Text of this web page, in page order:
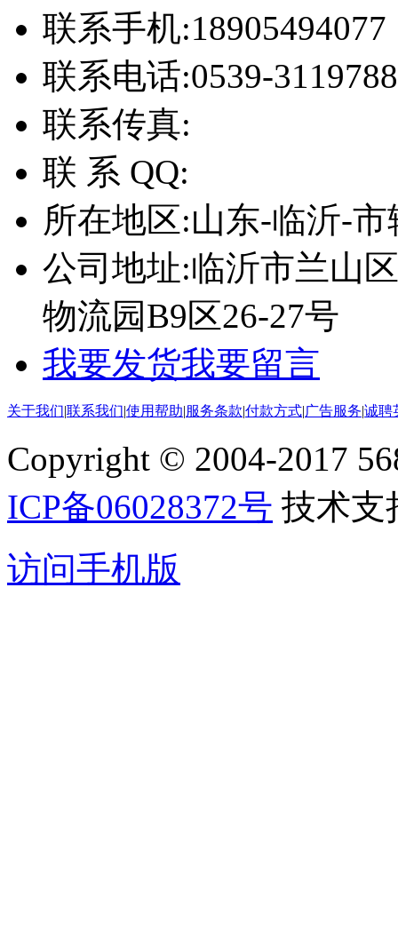
联系手机:18905494077
联系电话:0539-3119788
联系传真:
联 系 QQ:
所在地区:山东-临沂-市
公司地址:临沂市兰山
物流园B9区26-27号
我要发货我要留言
关于我们|联系我们|使用帮助|服务条款|付款方式|广告服务|诚聘
Copyright © 2004-2017
ICP备06028372号 技术支
访问手机版